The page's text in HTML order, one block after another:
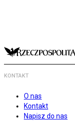
KONTAKT
O nas
Kontakt
Napisz do nas